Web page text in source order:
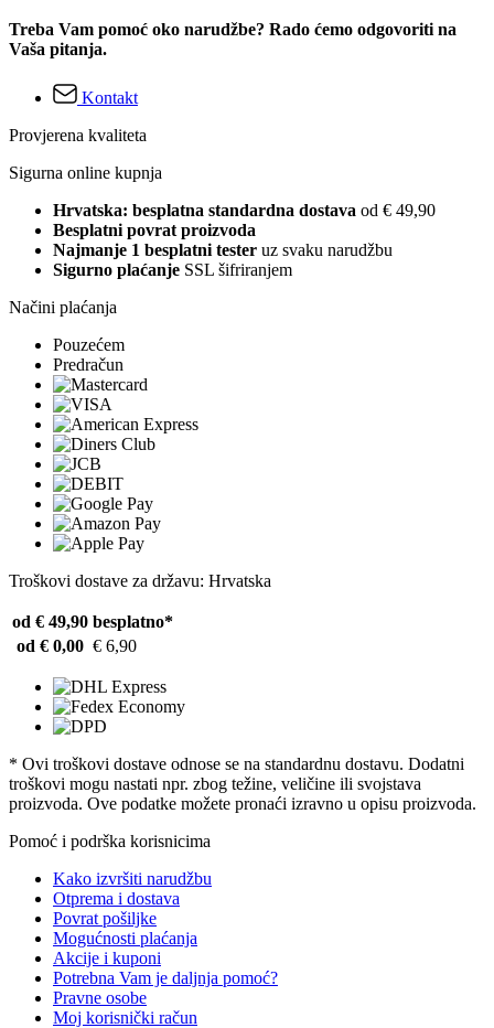
Treba Vam pomoć oko narudžbe? Rado ćemo odgovoriti na
Vaša pitanja.
Kontakt
Provjerena kvaliteta
Sigurna online kupnja
Hrvatska: besplatna standardna dostava od € 49,90
Besplatni povrat proizvoda
Najmanje 1 besplatni tester uz svaku narudžbu
Sigurno plaćanje SSL šifriranjem
Načini plaćanja
Pouzećem
Predračun
Troškovi dostave za državu: Hrvatska
od € 49,90 besplatno*
od € 0,00 € 6,90
* Ovi troškovi dostave odnose se na standardnu ​​dostavu. Dodatni
troškovi mogu nastati npr. zbog težine, veličine ili svojstava
proizvoda. Ove podatke možete pronaći izravno u opisu proizvoda.
Pomoć i podrška korisnicima
Kako izvršiti narudžbu
Otprema i dostava
Povrat pošiljke
Mogućnosti plaćanja
Akcije i kuponi
Potrebna Vam je daljnja pomoć?
Pravne osobe
Moj korisnički račun